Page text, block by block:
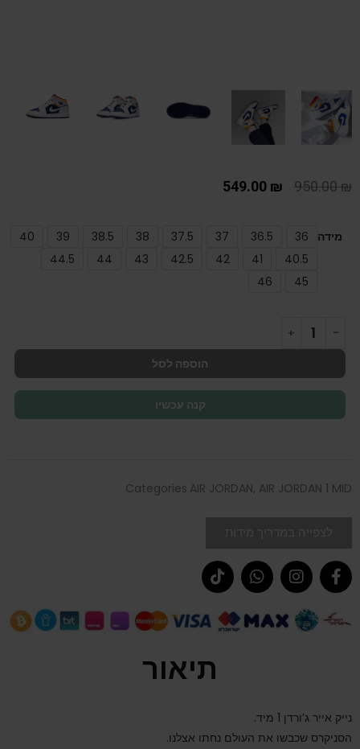
950.00₪
549.00 ₪
מידה 36
36.5
37
37.5
38
38.5
39
40
40.5
41
42
42.5
43
44
44.5
45
46
הוספה לסל
קנה עכשיו
Categories AIR JORDAN, AIR JORDAN 1 MID
תיאור
נייק אייר ג’ורדן 1 מיד.
הסניקרס שכבשו את העולם נחתו אצלנו.